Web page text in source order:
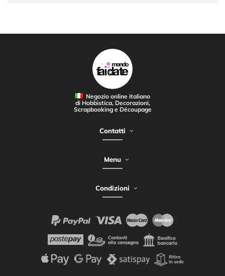
Negozio online italiano
di Hobbistica, Decorazioni,
Scrapbooking e Découpage
Contatti
Menu
Condizioni